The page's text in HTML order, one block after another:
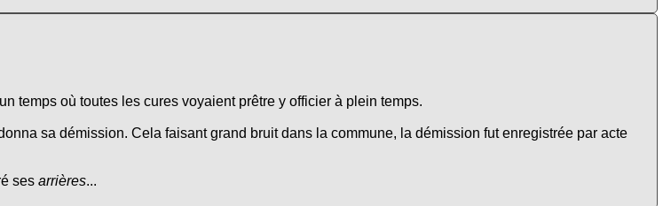
temps où toutes les cures voyaient prêtre y officier à plein temps.
sa démission. Cela faisant grand bruit dans la commune, la démission fut enregistrée par acte
ses arrières...